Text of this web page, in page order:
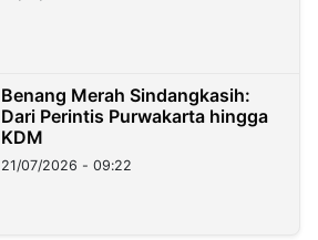
Benang Merah Sindangkasih:
Dari Perintis Purwakarta hingga
KDM
21/07/2026 - 09:22